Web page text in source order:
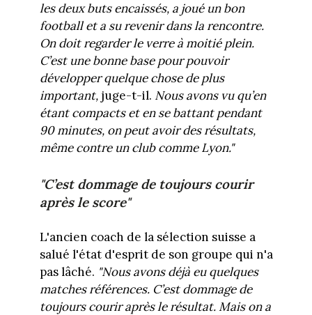
les deux buts encaissés, a joué un bon
football et a su revenir dans la rencontre.
On doit regarder le verre à moitié plein.
C’est une bonne base pour pouvoir
développer quelque chose de plus
important,juge-t-il. Nous avons vu qu’en
étant compacts et en se battant pendant
90 minutes, on peut avoir des résultats,
même contre un club comme Lyon."
"C’est dommage de toujours courir
après le score"
L'ancien coach de la sélection suisse a
salué l'état d'esprit de son groupe qui n'a
pas lâché. "Nous avons déjà eu quelques
matches références. C’est dommage de
toujours courir après le résultat. Mais on a